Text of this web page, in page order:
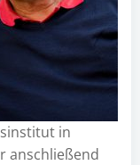
in
anschließend